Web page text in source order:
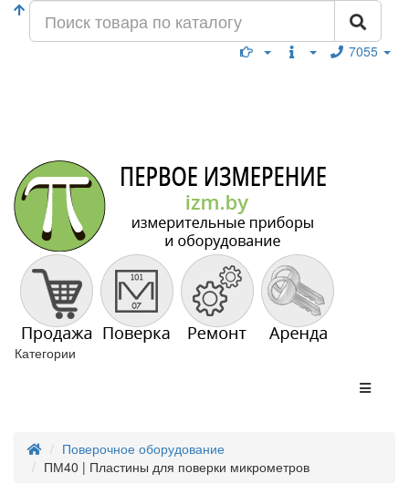
7055
Категории
Поверочное оборудование
ПМ40 | Пластины для поверки микрометров